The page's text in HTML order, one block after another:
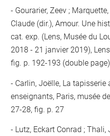
Gourarier, Zeev ;
Claude (dir.), Amour. Une
cat. exp. (Lens, Musée du
2018 - 21 janvier 2019),
fig. p. 192-193 (double
Carlin, Joëlle, La tapisserie
enseignants, Paris, musée
27-28, fig. p. 27
Lutz, Eckart Conrad ; Thali,